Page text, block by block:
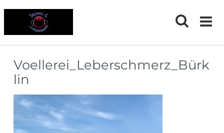
Voellerei_Leberschmerz_Bürk
lin